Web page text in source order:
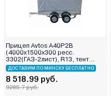
Прицеп Avtos A40P2B
(4000х1500х300 ресс.
3302(ГАЗ-2лист), R13, тент
1200мм Аэро 2ос)
ДОСТАВИМ ПО МИНСКУ БЕСПЛАТНО
8 518.99 руб.
9285.7 руб.